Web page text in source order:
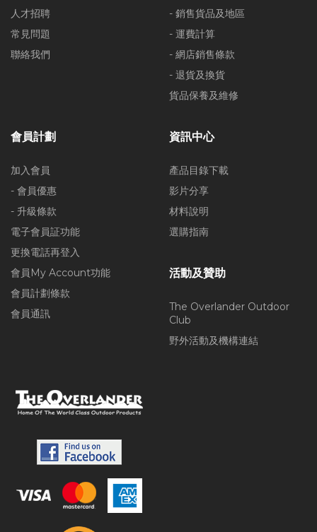
人才招聘
常見問題
聯絡我們
- 銷售貨品及地區
- 運費計算
- 網店銷售條款
- 退貨及換貨
貨品保養及維修
會員計劃
加入會員
- 會員優惠
- 升級條款
電子會員証功能
更換電話再登入
會員My Account功能
會員計劃條款
會員通訊
資訊中心
產品目錄下載
影片分享
材料說明
選購指南
活動及贊助
The Overlander Outdoor
Club
野外活動及機構連結